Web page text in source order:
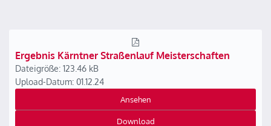
Ergebnis Kärntner Straßenlauf Meisterschaften
Dateigröße: 123.46 kB
Upload-Datum: 01.12.24
Ansehen
Download